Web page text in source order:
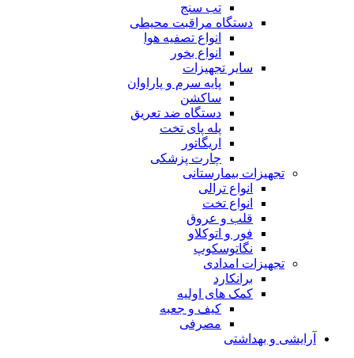
تب سنج
دستگاه مراقبت محیطی
انواع تصفیه هوا
انواع بخور
سایر تجهیزات
پایه سرم و پاراوان
ساکشن
دستگاه ضد تعریق
پله پای تخت
اریگاتور
چارت پزشکی
تجهیزات بیمارستانی
انواع ترالی
انواع تخت
قلب و عروق
فور و اتوکلاو
نگاتوسکوپ
تجهیزات امدادی
برانکارد
کمک های اولیه
کیف و جعبه
مصرفی
آرایشی و بهداشتی